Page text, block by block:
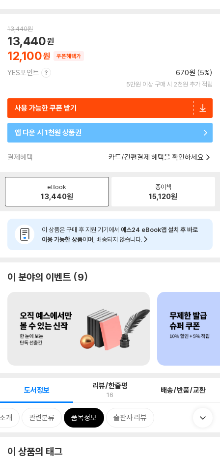
13,440원
12,100
13,440
쿠폰혜택가
YES포인트 670원 (5%)
5만원 이상 구매 시 2천원 추가 적립
사용 가능한 쿠폰 받기
앱 다운 시 1천원 상품권
결제혜택 카드/간편결제 혜택을 확인하세요
eBook
13,440원
종이책
15,120원
이 상품은 구매 후 지원 기기에서 예스24 eBook앱 설치 후 바로
이용 가능한 상품이며, 배송되지 않습니다.
이 분야의 이벤트 9
도서정보 리뷰/한줄평
16 배송/반품/교환
개 관련분류 품목정보 출판사 리뷰
이 상품의 태그